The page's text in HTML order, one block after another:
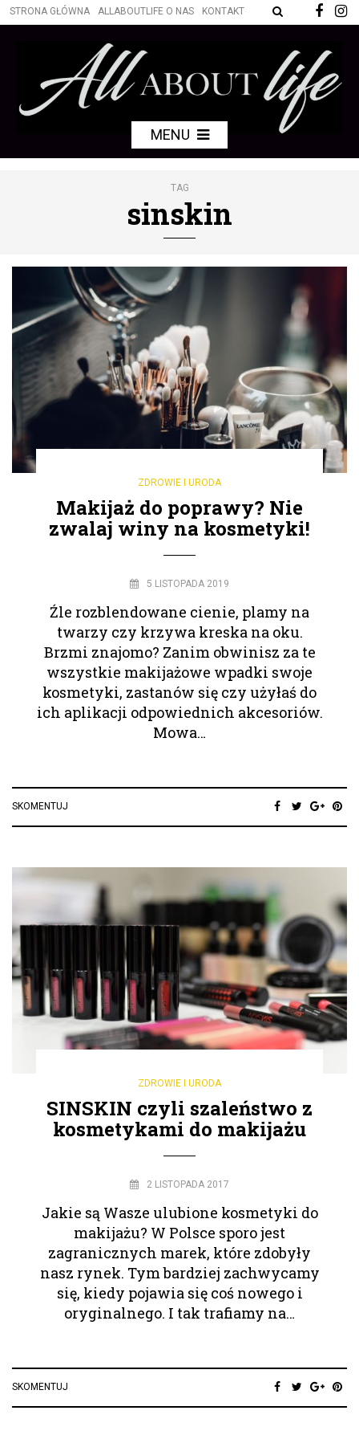
STRONA GŁÓWNA ALLABOUTLIFE O NAS KONTAKT
MENU
TAG
sinskin
ZDROWIE I URODA
Makijaż do poprawy? Nie
zwalaj winy na kosmetyki!
5 LISTOPADA 2019
Źle rozblendowane cienie, plamy na
twarzy czy krzywa kreska na oku.
Brzmi znajomo? Zanim obwinisz za te
wszystkie makijażowe wpadki swoje
kosmetyki, zastanów się czy użyłaś do
ich aplikacji odpowiednich akcesoriów.
Mowa…
SKOMENTUJ
ZDROWIE I URODA
SINSKIN czyli szaleństwo z
kosmetykami do makijażu
2 LISTOPADA 2017
Jakie są Wasze ulubione kosmetyki do
makijażu? W Polsce sporo jest
zagranicznych marek, które zdobyły
nasz rynek. Tym bardziej zachwycamy
się, kiedy pojawia się coś nowego i
oryginalnego. I tak trafiamy na…
SKOMENTUJ